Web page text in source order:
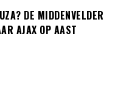
DE MIDDENVELDER
AJAX OP AAST